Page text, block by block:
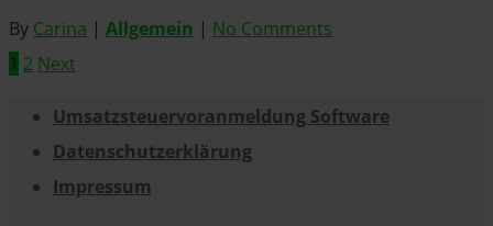
By Carina | Allgemein | No Comments
1 2 Next
Umsatzsteuervoranmeldung Software
Datenschutzerklärung
Impressum